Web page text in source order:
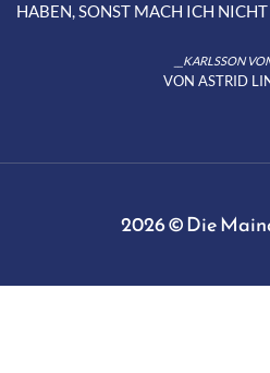
HABEN, SONST MACH ICH NICHT
__KARLSSON
VON ASTRID
2026 © Die